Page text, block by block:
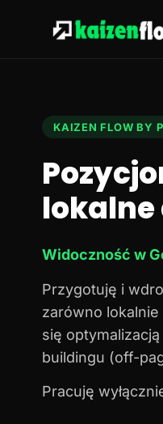
KAIZEN FLOW BY
lokalne
Widoczność w
Przygotuję i
zarówno lokalnie
się
buildingu (off-
Pracuję